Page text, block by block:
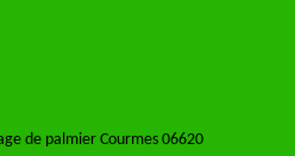
de palmier Courmes 06620